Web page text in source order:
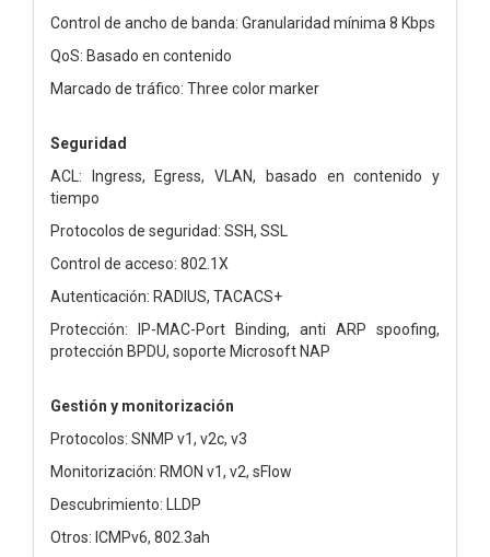
Control de ancho de banda: Granularidad mínima 8 Kbps
QoS: Basado en contenido
Marcado de tráfico: Three color marker
Seguridad
ACL: Ingress, Egress, VLAN, basado en contenido y
tiempo
Protocolos de seguridad: SSH, SSL
Control de acceso: 802.1X
Autenticación: RADIUS, TACACS+
Protección: IP-MAC-Port Binding, anti ARP spoofing,
protección BPDU, soporte Microsoft NAP
Gestión y monitorización
Protocolos: SNMP v1, v2c, v3
Monitorización: RMON v1, v2, sFlow
Descubrimiento: LLDP
Otros: ICMPv6, 802.3ah